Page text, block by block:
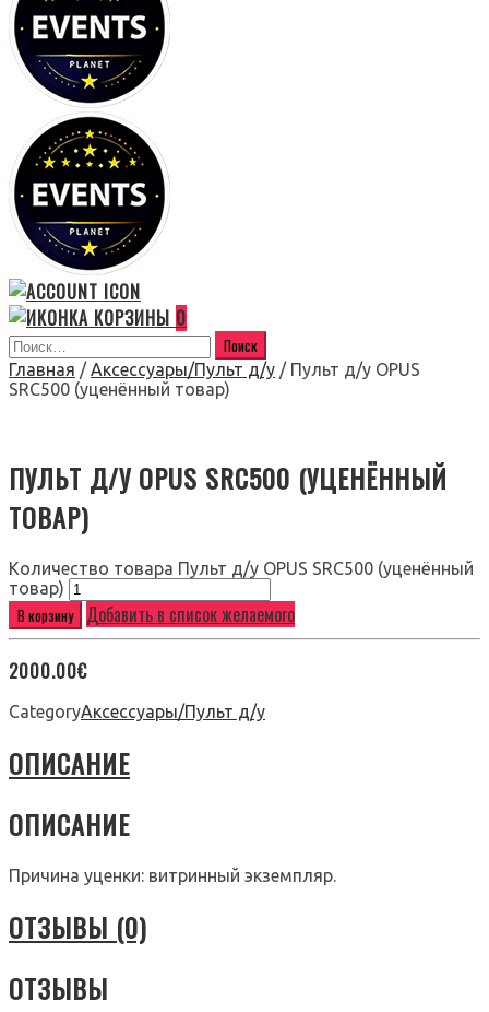
0
Главная / Аксессуары/Пульт д/у / Пульт д/у OPUS
SRC500 (уценённый товар)
ПУЛЬТ Д/У OPUS SRC500 (УЦЕНЁННЫЙ
ТОВАР)
Количество товара Пульт д/у OPUS SRC500 (уценённый
товар)
В корзину Добавить в список желаемого
2000.00€
CategoryАксессуары/Пульт д/у
ОПИСАНИЕ
ОПИСАНИЕ
Причина уценки: витринный экземпляр.
ОТЗЫВЫ (0)
ОТЗЫВЫ